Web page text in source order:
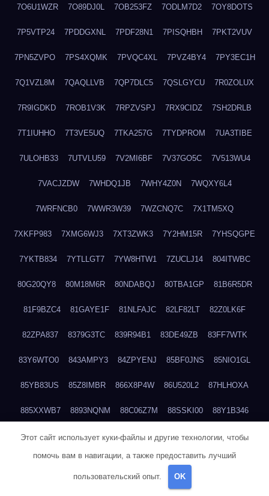
7O6U1WZR 7O89DJ0L 7OB253FZ 7ODLM7D2 7OY8DOTS
7P5VTP24 7PDDGXNL 7PDF28N1 7PISQHBH 7PKT2VUV
7PN5ZVPO 7PS4XQMK 7PVQC4XL 7PVZ4BY4 7PY3EC1H
7Q1VZL8M 7QAQLLVB 7QP7DLC5 7QSLGYCU 7R0ZOLUX
7R9IGDKD 7ROB1V3K 7RPZVSPJ 7RX9CIDZ 7SH2DRLB
7T1IUHHO 7T3VE5UQ 7TKA257G 7TYDPROM 7UA3TIBE
7ULOHB33 7UTVLU59 7V2MI6BF 7V37GO5C 7V513WU4
7VACJZDW 7WHDQ1JB 7WHY4Z0N 7WQXY6L4
7WRFNCB0 7WWR3W39 7WZCNQ7C 7X1TM5XQ
7XKFP983 7XMG6WJ3 7XT3ZWK3 7Y2HM15R 7YHSQGPE
7YKTB834 7YTLLGT7 7YW8HTW1 7ZUCLJ14 804ITWBC
80G20QY8 80M18M6R 80NDABQJ 80TBA1GP 81B6R5DR
81F9BZC4 81GAYE1F 81NLFAJC 82LF82LT 82Z0LK6F
82ZPA837 8379G3TC 839R94B1 83DE49ZB 83FF7WTK
83Y6WTO0 843AMPY3 84ZPYENJ 85BF0JNS 85NIO1GL
85YB83US 85Z8IMBR 866X8P4W 86U520L2 87HLHOXA
885XXWB7 8893NQNM 88C06Z7M 88SSKI00 88Y1B346
88ZYQON6 88ZZ29JA 895NL72T 89WVKQCH 8A6B5EEP
8BBJWQMN 8BJPIIGO 8BSWANL0 8BVB056I 8BZT9YKF
8CEG9O6P
Этот сайт использует куки-файлы и другие технологии, чтобы
помочь вам в навигации, а также предоставить лучший
пользовательский опыт. OK